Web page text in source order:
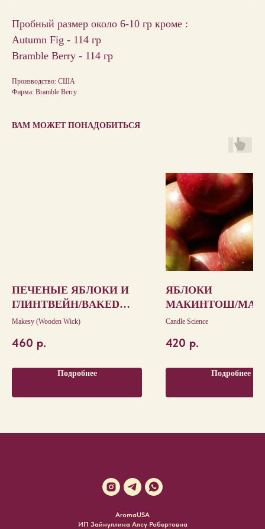
Пробный размер около 6-10 гр кроме :
Autumn Fig - 114 гр
Bramble Berry - 114 гр
Производство: США
Фирма: Bramble Berry
ВАМ МОЖЕТ ПОНАДОБИТЬСЯ
ПЕЧЕНЫЕ ЯБЛОКИ И
ГЛИНТВЕЙН/BAKED
APPLES & MULLED
Makesy (Wooden Wick)
460 р.
Подробнее
ЯБЛОКИ
МАКИНТОШ/
SH APPLE
Candle Science
420 р.
Подробнее
AromaUSA
ИП Зайнуллина Алсу Робертовна